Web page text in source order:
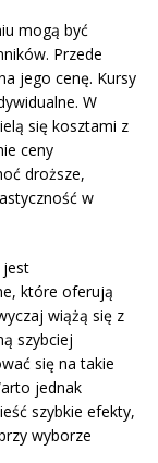
mogą być
Przede
jego cenę. Kursy
W
się kosztami z
ceny
droższe,
w
jest
które oferują
wiążą się z
szybciej
się na takie
jednak
szybkie efekty,
wyborze